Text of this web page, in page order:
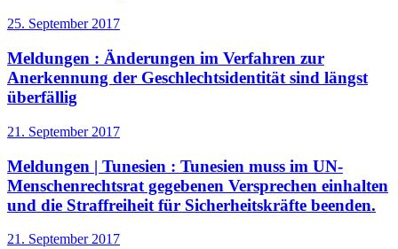
25. September 2017
Meldungen : Änderungen im Verfahren zur
Anerkennung der Geschlechtsidentität sind längst
überfällig
21. September 2017
Meldungen | Tunesien : Tunesien muss im UN-
Menschenrechtsrat gegebenen Versprechen einhalten
und die Straffreiheit für Sicherheitskräfte beenden.
21. September 2017